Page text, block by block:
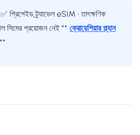
প্রিপেইড ট্র্যাভেল eSIM • তাৎক্ষণিক
সিমের প্রয়োজন নেই ** ক্রোয়েশিয়ার প্ল্যান
**